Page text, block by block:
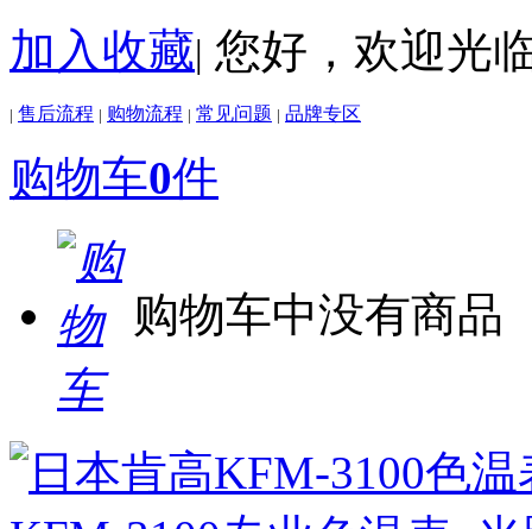
加入收藏| 您好，欢迎光
| 售后流程 | 购物流程 | 常见问题 | 品牌专区
购物车0件
购物车中没有商品